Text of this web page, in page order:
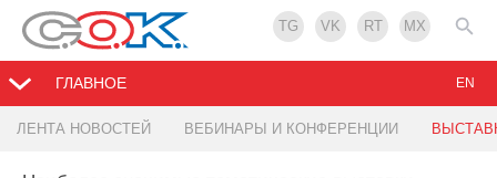
TG VK RT MX
ГЛАВНОЕ
ЛЕНТА НОВОСТЕЙ ВЕБИНАРЫ И КОНФЕРЕНЦИИ
EN